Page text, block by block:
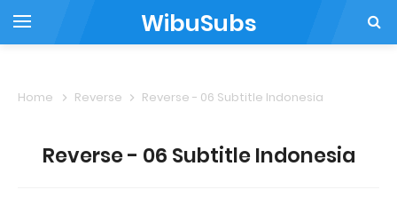
WibuSubs
Home Reverse Reverse - 06 Subtitle Indonesia
Reverse - 06 Subtitle Indonesia